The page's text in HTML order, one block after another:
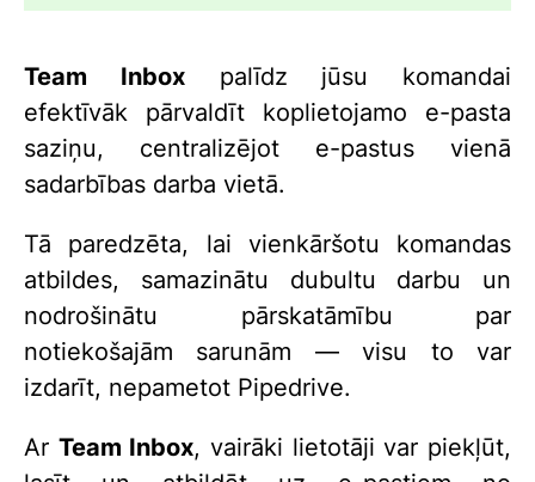
Team Inboxpalīdz jūsu komandai
efektīvāk pārvaldīt koplietojamo e-pasta
saziņu, centralizējot e-pastus vienā
sadarbības darba vietā.
Tā paredzēta, lai vienkāršotu komandas
atbildes, samazinātu dubultu darbu un
nodrošinātu pārskatāmību par
notiekošajām sarunām — visu to var
izdarīt, nepametot Pipedrive.
Ar Team Inbox, vairāki lietotāji var piekļūt,